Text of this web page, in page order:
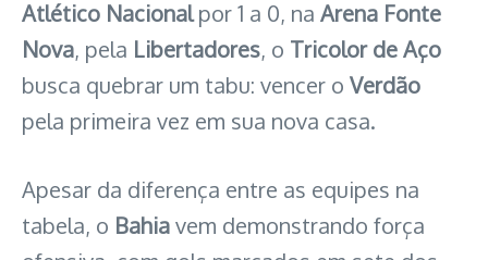
Atlético Nacionalpor 1 a 0, na Arena Fonte
Nova, pela Libertadores, o Tricolor de Aço
busca quebrar um tabu: vencer o Verdão
pela primeira vez em sua nova casa.
Apesar da diferença entre as equipes na
tabela, o Bahiavem demonstrando força